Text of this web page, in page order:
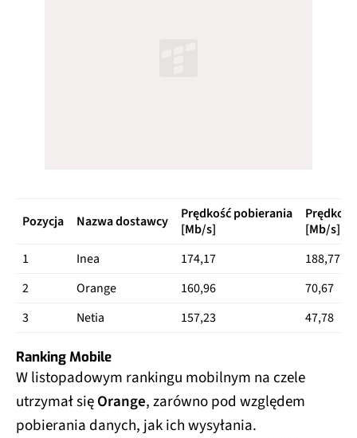
Pozycja Nazwa dostawcy
Prędkość pobierania
[Mb/s]
[Mb/s]
1
Inea 174,17
188,77
2
Orange 160,96
70,67
3
Netia 157,23 47,78
Ranking Mobile
W listopadowym rankingu mobilnym na czele
utrzymał sięOrange, zarówno pod względem
pobierania danych, jak ich wysyłania.